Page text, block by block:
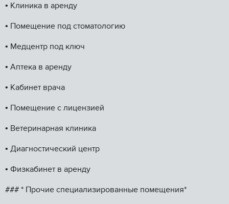
•⁠ ⁠Клиника в аренду
•⁠ ⁠Помещение под стоматологию
•⁠ ⁠Медцентр под ключ
•⁠ ⁠Аптека в аренду
•⁠ ⁠Кабинет врача
•⁠ ⁠Помещение с лицензией
•⁠ ⁠Ветеринарная клиника
•⁠ ⁠Диагностический центр
•⁠ ⁠Физкабинет в аренду
### * Прочие специализированные помещения*